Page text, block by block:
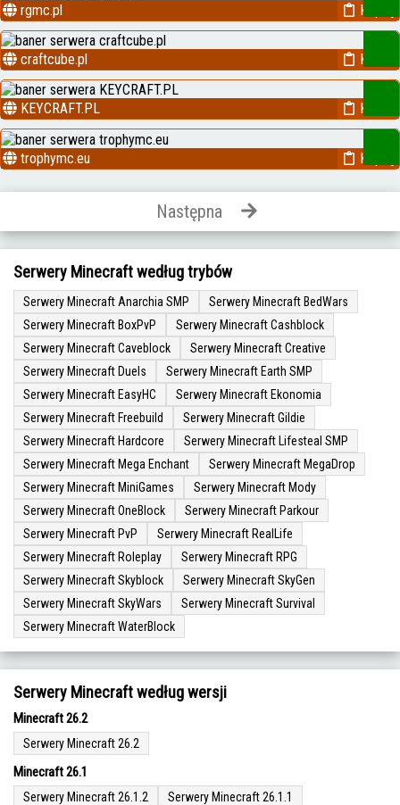
rgmc.pl Kopiuj
craftcube.pl Kopiuj
KEYCRAFT.PL Kopiuj
trophymc.eu Kopiuj
Następna
Serwery Minecraft według trybów
Serwery Minecraft Anarchia SMP
Serwery Minecraft BedWars
Serwery Minecraft BoxPvP
Serwery Minecraft Cashblock
Serwery Minecraft Caveblock
Serwery Minecraft Creative
Serwery Minecraft Duels
Serwery Minecraft Earth SMP
Serwery Minecraft EasyHC
Serwery Minecraft Ekonomia
Serwery Minecraft Freebuild
Serwery Minecraft Gildie
Serwery Minecraft Hardcore
Serwery Minecraft Lifesteal SMP
Serwery Minecraft Mega Enchant
Serwery Minecraft MegaDrop
Serwery Minecraft MiniGames
Serwery Minecraft Mody
Serwery Minecraft OneBlock
Serwery Minecraft Parkour
Serwery Minecraft PvP
Serwery Minecraft RealLife
Serwery Minecraft Roleplay
Serwery Minecraft RPG
Serwery Minecraft Skyblock
Serwery Minecraft SkyGen
Serwery Minecraft SkyWars
Serwery Minecraft Survival
Serwery Minecraft WaterBlock
Serwery Minecraft według wersji
Minecraft 26.2
Serwery Minecraft 26.2
Minecraft 26.1
Serwery Minecraft 26.1.2
Serwery Minecraft 26.1.1